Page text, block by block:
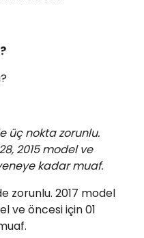
üç nokta zorunlu.
2015 model ve
kadar muaf.
zorunlu. 2017 model
ve öncesi için 01